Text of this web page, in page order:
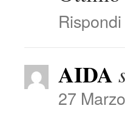
Rispondi
AIDA
27